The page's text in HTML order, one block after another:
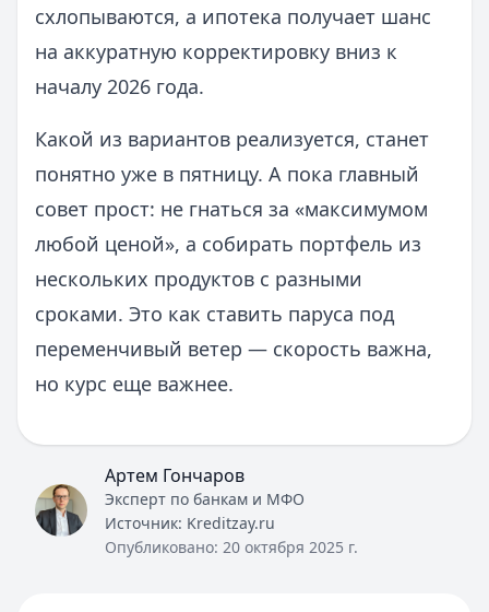
схлопываются, а ипотека получает шанс
на аккуратную корректировку вниз к
началу 2026 года.
Какой из вариантов реализуется, станет
понятно уже в пятницу. А пока главный
совет прост: не гнаться за «максимумом
любой ценой», а собирать портфель из
нескольких продуктов с разными
сроками. Это как ставить паруса под
переменчивый ветер — скорость важна,
но курс еще важнее.
Артем Гончаров
Эксперт по банкам и МФО
Источник: Kreditzay.ru
Опубликовано: 20 октября 2025 г.